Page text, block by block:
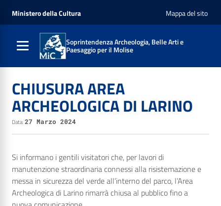
Ministero della Cultura Mappa del sito
Soprintendenza Archeologia, Belle Arti e
Paesaggio per il Molise
CHIUSURA AREA
ARCHEOLOGICA DI LARINO
Data:27 Marzo 2024
Si informano i gentili visitatori che, per lavori di
manutenzione straordinaria connessi alla risistemazione e
messa in sicurezza del verde all’interno del parco, l’Area
Archeologica di Larino rimarrà chiusa al pubblico fino a